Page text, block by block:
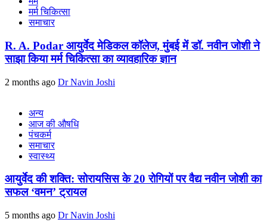
मर्म चिकित्सा
समाचार
R. A. Podar आयुर्वेद मेडिकल कॉलेज, मुंबई में डॉ. नवीन जोशी ने
साझा किया मर्म चिकित्सा का व्यावहारिक ज्ञान
2 months ago Dr Navin Joshi
अन्य
आज की औषधि
पंचकर्म
समाचार
स्वास्थ्य
आयुर्वेद की शक्ति: सोरायसिस के 20 रोगियों पर वैद्य नवीन जोशी का
सफल ‘वमन’ ट्रायल
5 months ago Dr Navin Joshi